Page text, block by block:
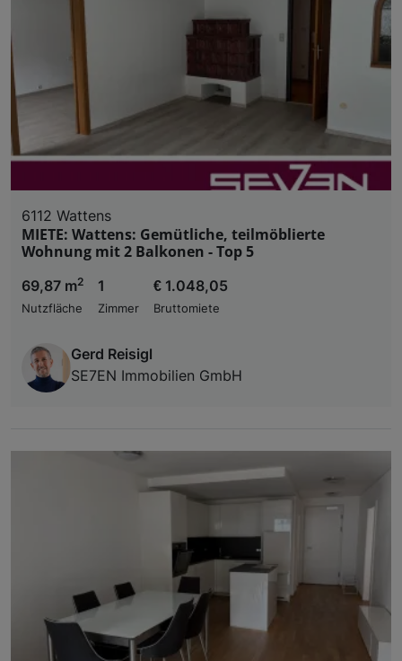
6112 Wattens
MIETE: Wattens: Gemütliche, teilmöblierte
Wohnung mit 2 Balkonen - Top 5
69,87 m2
Nutzfläche
1
Zimmer
€ 1.048,05
Bruttomiete
Gerd Reisigl
SE7EN Immobilien GmbH